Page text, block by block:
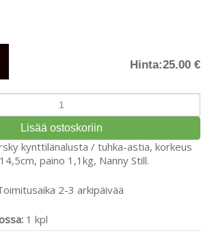
Hinta:25.00 €
kynttilänalusta / tuhka-astia, korkeus
paino 1,1kg, Nanny Still.
2-3 arkipäivää
1 kpl